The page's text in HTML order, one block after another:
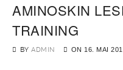
AMINOSKIN
TRAINING
BY ADMIN ON 16. MAI